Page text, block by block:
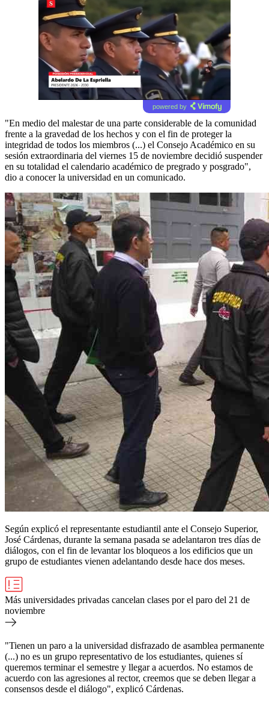
powered by
"En medio del malestar de una parte considerable de la comunidad
frente a la gravedad de los hechos y con el fin de proteger la
integridad de todos los miembros (...) el Consejo Académico en su
sesión extraordinaria del viernes 15 de noviembre decidió suspender
en su totalidad el calendario académico de pregrado y posgrado",
dio a conocer la universidad en un comunicado.
Según explicó el representante estudiantil ante el Consejo Superior,
José Cárdenas, durante la semana pasada se adelantaron tres días de
diálogos, con el fin de levantar los bloqueos a los edificios que un
grupo de estudiantes vienen adelantando desde hace dos meses.
Más universidades privadas cancelan clases por el paro del 21 de
noviembre
"Tienen un paro a la universidad disfrazado de asamblea permanente
(...) no es un grupo representativo de los estudiantes, quienes sí
queremos terminar el semestre y llegar a acuerdos. No estamos de
acuerdo con las agresiones al rector, creemos que se deben llegar a
consensos desde el diálogo", explicó Cárdenas.